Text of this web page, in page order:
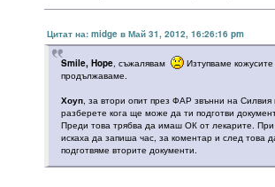
Цитат на: midge в Май 31, 2012, 16:26:16 pm
Smile, Hope, съжалявам
Изтупваме кожусите
продължаваме.
Хоуп, за втори опит през ФАР звънни на Силвия
разберете кога ще може да ти подготви
Преди това трябва да имаш ОК от лекарите.
искаха да запиша час, за коментар и след това
подготвяме вторите документи.